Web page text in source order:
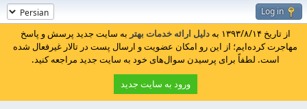
Log in
از تاریخ ۱۳۹۳/۸/۱۴ به دلیل ارائه خدمات بهتر به سایت جدید پرسش و پاسخ
مهاجرت کرده‌ایم؛ از این رو امکان عضویت و ارسال پست در تالار غیرفعال شده
است. لطفاً برای پرسیدن سوال‌های خود به سایت جدید مراجعه کنید.
ورود به سایت جدید